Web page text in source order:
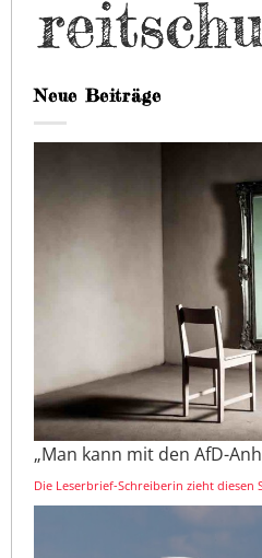
Neue Beiträge
„Man kann mit den AfD-
Die Leserbrief-Schreiberin zieht diesen